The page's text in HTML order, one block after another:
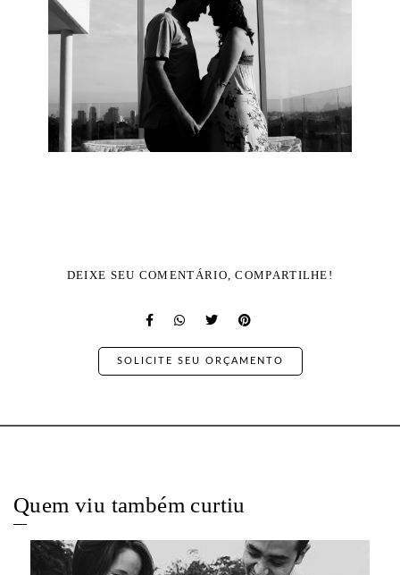
DEIXE SEU COMENTÁRIO, COMPARTILHE!
SOLICITE SEU ORÇAMENTO
Quem viu também curtiu